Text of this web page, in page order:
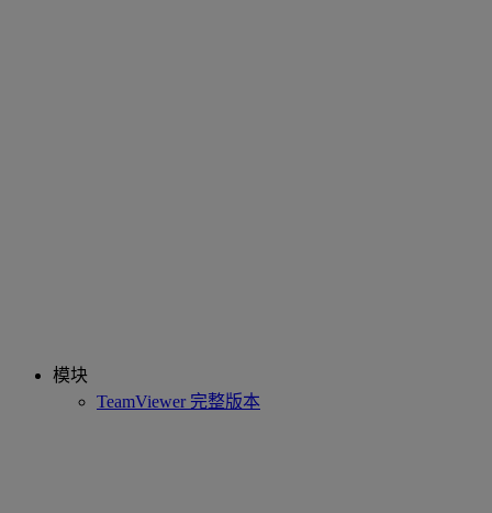
模块
TeamViewer 完整版本